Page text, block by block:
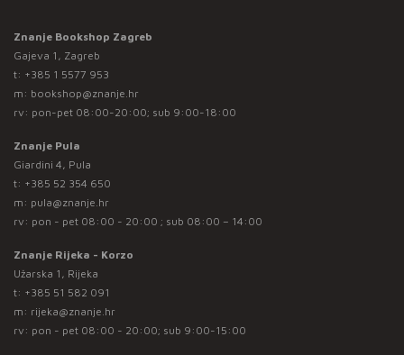
Znanje Bookshop Zagreb
Gajeva 1, Zagreb
t: +385 1 5577 953
m: bookshop@znanje.hr
rv: pon-pet 08:00-20:00; sub 9:00-18:00
Znanje Pula
Giardini 4, Pula
t: +385 52 354 650
m: pula@znanje.hr
rv: pon - pet 08:00 - 20:00 ; sub 08:00 – 14:00
Znanje Rijeka - Korzo
Užarska 1, Rijeka
t: +385 51 582 091
m: rijeka@znanje.hr
rv: pon - pet 08:00 - 20:00; sub 9:00-15:00